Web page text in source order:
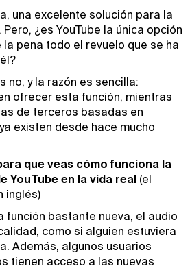
una excelente solución para la
¿es YouTube la única opción
la pena todo el revuelo que se ha
no, y la razón es sencilla:
ofrecer esta función, mientras
de terceros basadas en
existen desde hace mucho
que veas cómo funciona la
YouTube en la vida real (el
inglés)
función bastante nueva, el audio
como si alguien estuviera
Además, algunos usuarios
tienen acceso a las nuevas